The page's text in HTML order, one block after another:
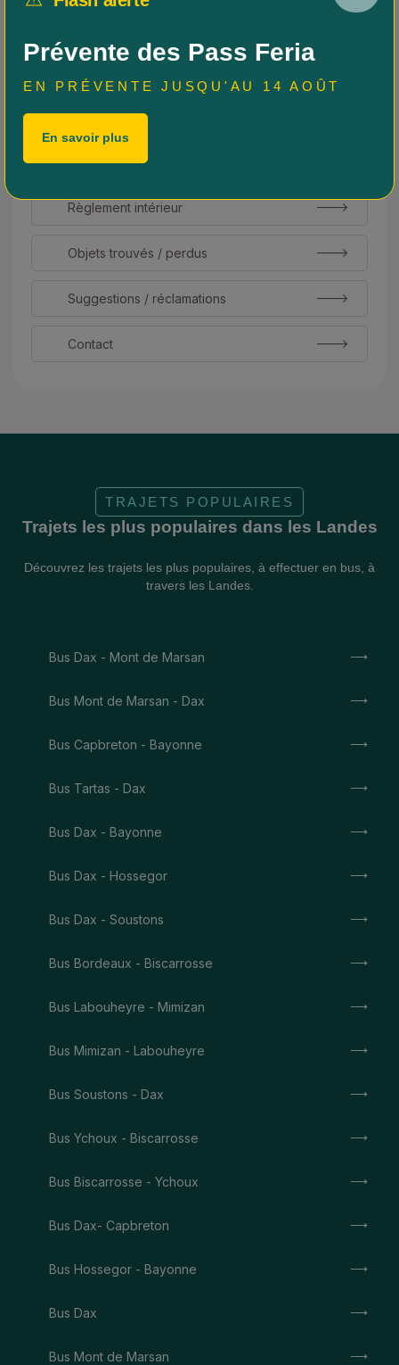
Alerte SMS
Accessibilité PMR
Règlement intérieur
Objets trouvés / perdus
Suggestions / réclamations
Contact
Trajets les plus populaires dans les Landes
TRAJETS POPULAIRES
Découvrez les trajets les plus populaires, à effectuer en bus, à
travers les Landes.
Bus Dax - Mont de Marsan
Bus Mont de Marsan - Dax
Bus Capbreton - Bayonne
Bus Tartas - Dax
Bus Dax - Bayonne
Bus Dax - Hossegor
Bus Dax - Soustons
Bus Bordeaux - Biscarrosse
Bus Labouheyre - Mimizan
Bus Mimizan - Labouheyre
Bus Soustons - Dax
Bus Ychoux - Biscarrosse
Bus Biscarrosse - Ychoux
Bus Dax- Capbreton
Bus Hossegor - Bayonne
Bus Dax
Bus Mont de Marsan
Prévente des Pass Feria
EN PRÉVENTE JUSQU'AU 14 AOÛT
En savoir plus